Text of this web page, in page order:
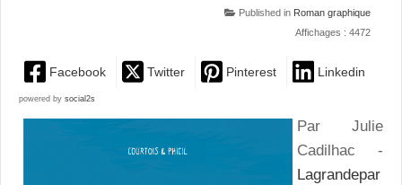
Published in Roman graphique
Affichages : 4472
Facebook Twitter Pinterest Linkedin
powered by social2s
Par Julie
Cadilhac -
Lagrandepar